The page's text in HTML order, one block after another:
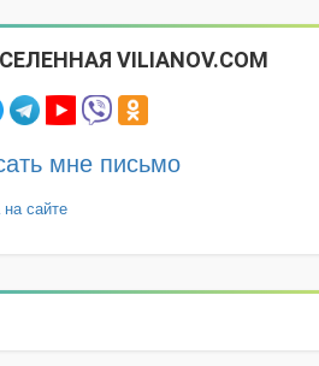
VILIANOV.COM
мне письмо
сайте